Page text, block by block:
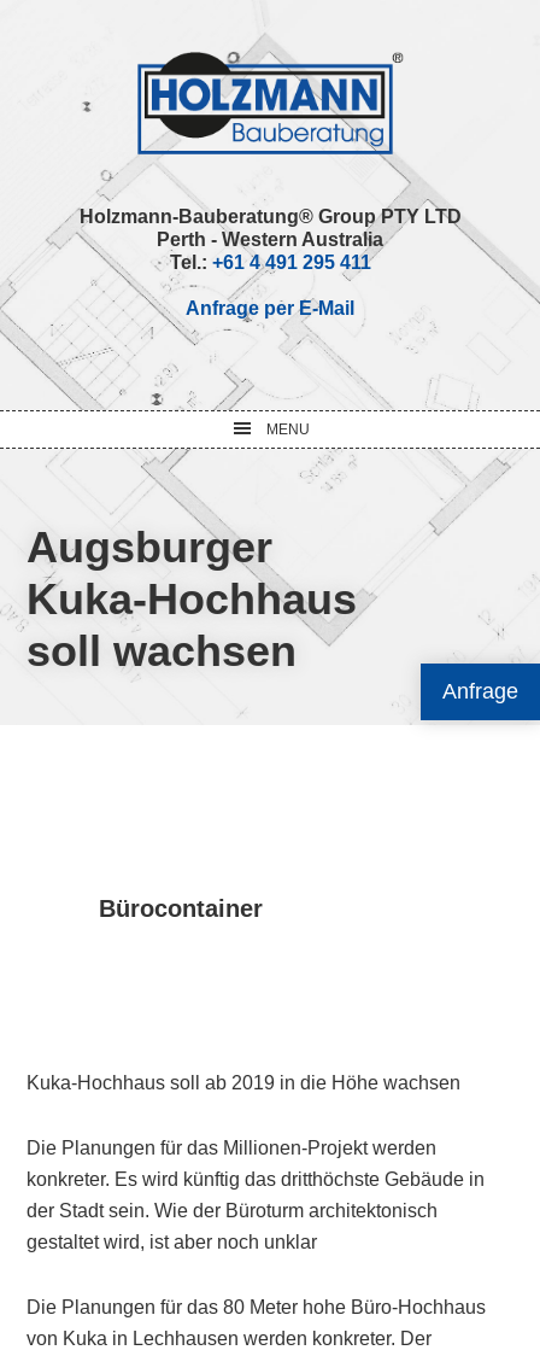
Anfrage
navigation
Holzmann-Bauberatung® Group PTY LTD
Perth - Western Australia
Tel.: +61 4 491 295 411
Anfrage per E-Mail
MENU
Augsburger
Kuka-Hochhaus
soll wachsen
Bürocontainer
Kuka-Hochhaus soll ab 2019 in die Höhe wachsen
Die Planungen für das Millionen-Projekt werden
konkreter. Es wird künftig das dritthöchste Gebäude in
der Stadt sein. Wie der Büroturm architektonisch
gestaltet wird, ist aber noch unklar
Die Planungen für das 80 Meter hohe Büro-Hochhaus
von Kuka in Lechhausen werden konkreter. Der